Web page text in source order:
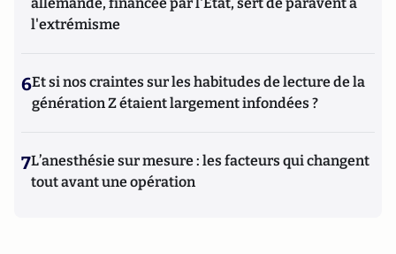
l'extrémisme
6Et si nos craintes sur les habitudes de lecture de la
génération Z étaient largement infondées ?
7L’anesthésie sur mesure : les facteurs qui changent
tout avant une opération